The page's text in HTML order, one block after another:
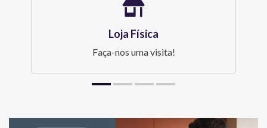
Loja Física
Faça-nos uma visita!